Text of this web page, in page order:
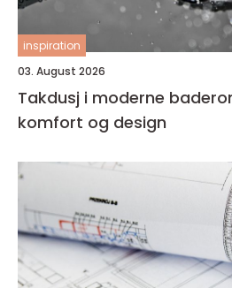
inspiration
03. August 2026
Takdusj i moderne baderom
komfort og design